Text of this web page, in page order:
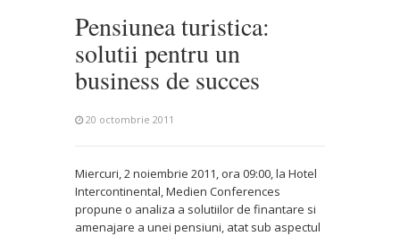
Pensiunea turistica:
solutii pentru un
business de succes
20 octombrie 2011
Miercuri, 2 noiembrie 2011, ora 09:00, la Hotel
Intercontinental, Medien Conferences
propune o analiza a solutiilor de finantare si
amenajare a unei pensiuni, atat sub aspectul